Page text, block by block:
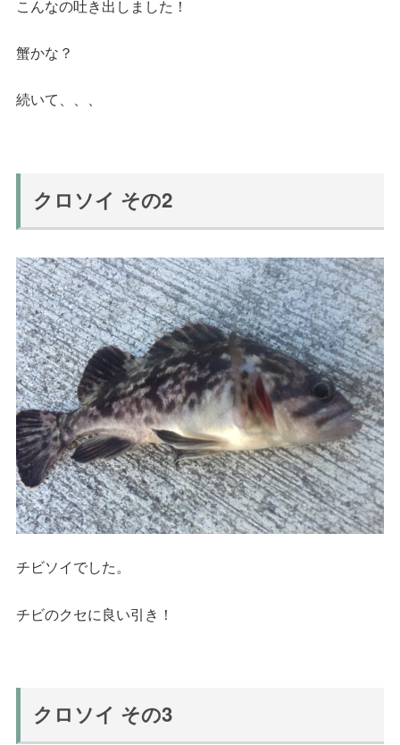
こんなの吐き出しました！
蟹かな？
続いて、、、
クロソイ その2
チビソイでした。
チビのクセに良い引き！
クロソイ その3